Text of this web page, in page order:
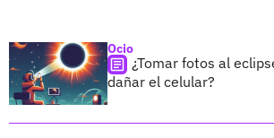
Ocio
¿Tomar fotos al
dañar el celular?